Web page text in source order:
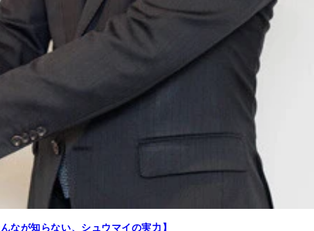
が知らない、シュウマイの実力】